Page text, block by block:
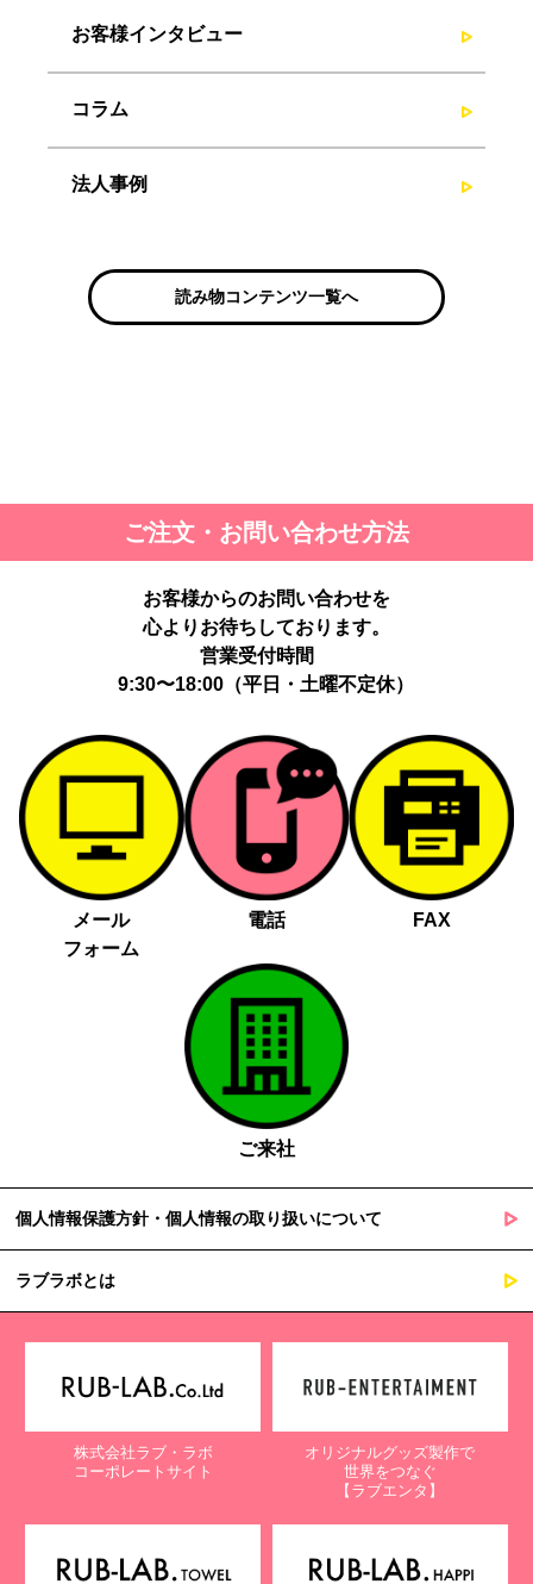
お客様インタビュー
コラム
法人事例
読み物コンテンツ一覧へ
ご注文・お問い合わせ方法
お客様からのお問い合わせを
心よりお待ちしております。
営業受付時間
9:30〜18:00（平日・土曜不定休）
メール
フォーム
電話 FAX
ご来社
個人情報保護方針・個人情報の取り扱いについて
ラブラボとは
株式会社ラブ・ラボ
コーポレートサイト
オリジナルグッズ製作で
世界をつなぐ
【ラブエンタ】